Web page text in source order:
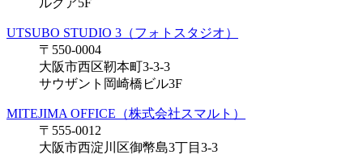
ルクア5F
UTSUBO STUDIO 3（フォトスタジオ）
〒550-0004
大阪市西区靭本町3-3-3
サウザント岡崎橋ビル3F
MITEJIMA OFFICE（株式会社スマルト）
〒555-0012
大阪市西淀川区御幣島3丁目3-3